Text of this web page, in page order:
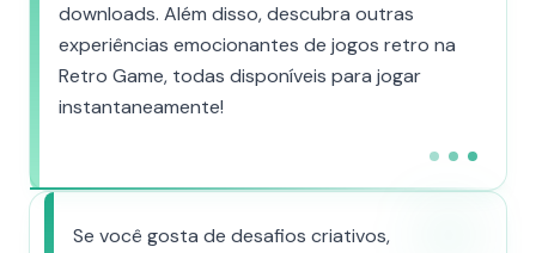
downloads. Além disso, descubra outras
experiências emocionantes de jogos retro na
Retro Game, todas disponíveis para jogar
instantaneamente!
Se você gosta de desafios criativos,